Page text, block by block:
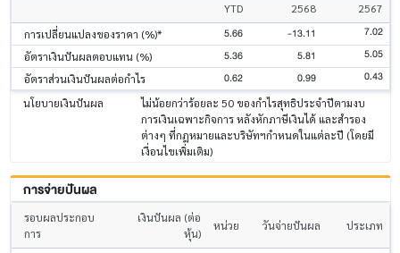
YTD 2568
2567
การเปลี่ยนแปลงของราคา (%)*
5.66 -13.11 7.02
อัตราเงินปันผลตอบแทน (%) 5.36 5.81 5.05
อัตราส่วนเงินปันผลต่อกำไร 0.62 0.99 0.43
นโยบายเงินปันผล
ไม่น้อยกว่าร้อยละ 50 ของกำไรสุทธิประจำปีตามงบ
การเงินเฉพาะกิจการ หลังหักภาษีเงินได้ และสำรอง
ต่างๆ ที่กฎหมายและบริษัทฯกำหนดในแต่ละปี (โดยมี
เงื่อนไขเพิ่มเติม)
การจ่ายปันผล
รอบผลประกอบ
การ
เงินปันผล (ต่อ
หุ้น)
หน่วย วันจ่ายปันผล ประเภท